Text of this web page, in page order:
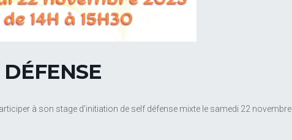
à son stage d’initiation de self défense mixte le samedi 22 novembre